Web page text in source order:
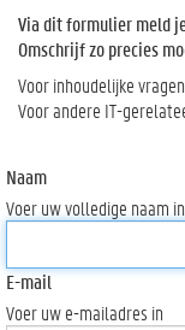
Via dit formulier meld
Omschrijf zo precies
Voor inhoudelijke
Voor andere IT-
Naam
Voer uw volledige naam in
E-mail
Voer uw e-mailadres in